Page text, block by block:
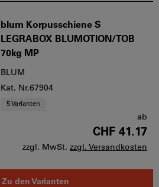
blum Korpusschiene S
LEGRABOX BLUMOTION/TOB
70kg MP
BLUM
Kat. Nr.67904
5 Varianten
ab
CHF 41.17
zzgl. MwSt. zzgl. Versandkosten
Zu den Varianten